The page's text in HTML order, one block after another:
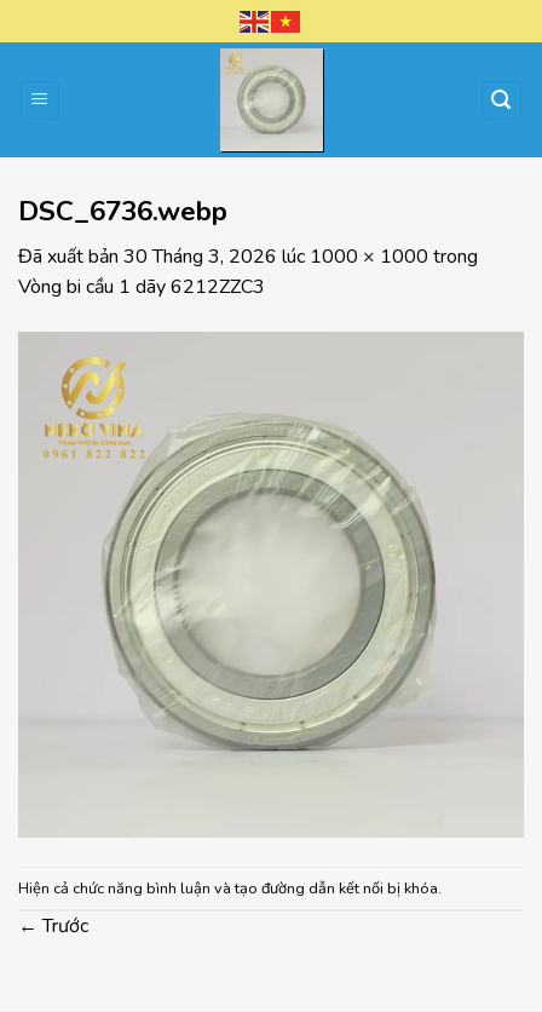
đến
dung
DSC_6736.webp
Đã xuất bản 30 Tháng 3, 2026 lúc 1000 × 1000 trong
Vòng bi cầu 1 dãy 6212ZZC3
Hiện cả chức năng bình luận và tạo đường dẫn kết nối bị khóa.
← Trước